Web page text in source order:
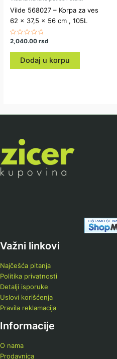
Vilde 568027 – Korpa za ves
62 x 37,5 x 56 cm , 105L
Ocenjeno
sa
0
2,040.00rsd
Dodaj u korpu
Važni linkovi
Najčešća pitanja
Politika privatnosti
Detalji isporuke
Uslovi korišćenja
Pravila reklamacija
Informacije
O nama
Prodavnica